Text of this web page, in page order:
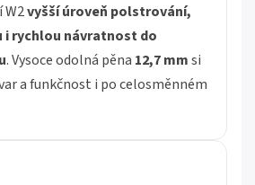
W2vyšší úroveň polstrování,
rychlou návratnost do
. Vysoce odolná pěna 12,7 mmsi
a funkčnost i po celosměnném